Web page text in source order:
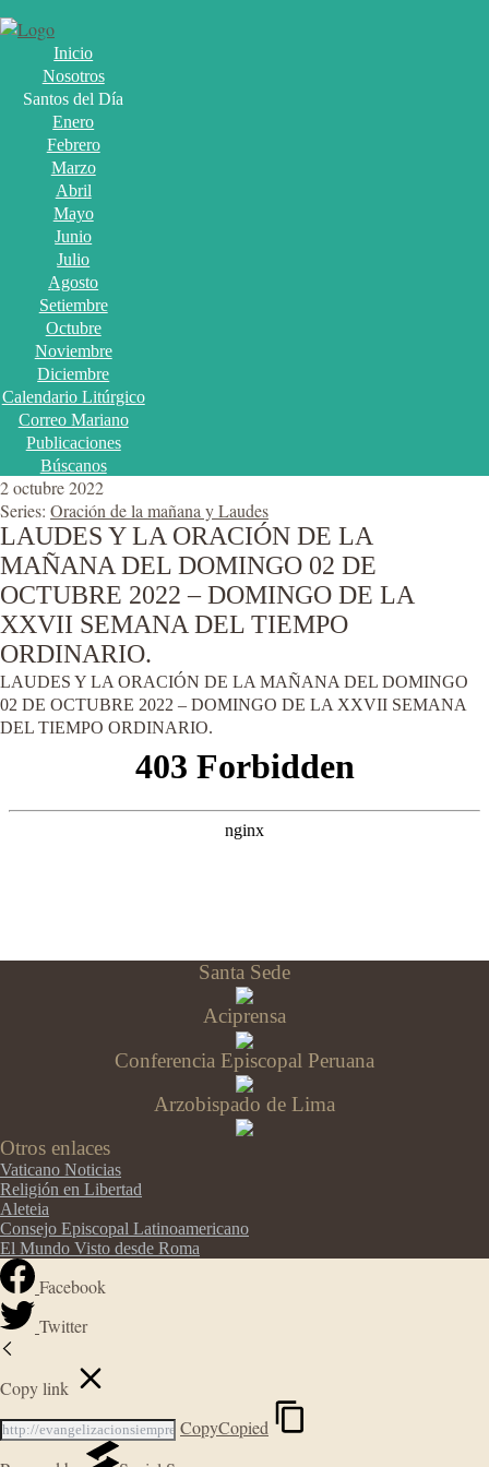
Inicio
Nosotros
Santos del Día
Enero
Febrero
Marzo
Abril
Mayo
Junio
Julio
Agosto
Setiembre
Octubre
Noviembre
Diciembre
Calendario Litúrgico
Correo Mariano
Publicaciones
Búscanos
2 octubre 2022
Series: Oración de la mañana y Laudes
LAUDES Y LA ORACIÓN DE LA
MAÑANA DEL DOMINGO 02 DE
OCTUBRE 2022 – DOMINGO DE LA
XXVII SEMANA DEL TIEMPO
ORDINARIO.
LAUDES Y LA ORACIÓN DE LA MAÑANA DEL DOMINGO
02 DE OCTUBRE 2022 – DOMINGO DE LA XXVII SEMANA
DEL TIEMPO ORDINARIO.
Santa Sede
Aciprensa
Conferencia Episcopal Peruana
Arzobispado de Lima
Otros enlaces
Vaticano Noticias
Religión en Libertad
Aleteia
Consejo Episcopal Latinoamericano
El Mundo Visto desde Roma
Facebook
Twitter
Copy link
CopyCopied